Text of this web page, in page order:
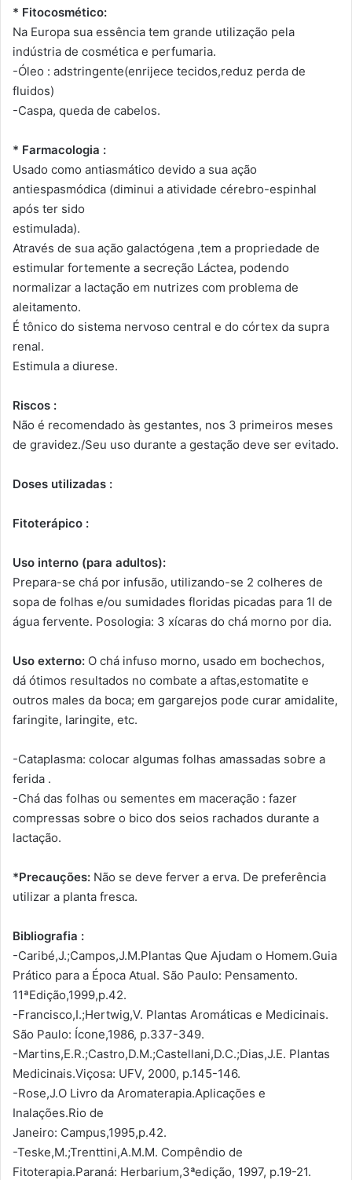
* Fitocosmético:
Na Europa sua essência tem grande utilização pela
indústria de cosmética e perfumaria.
-Óleo : adstringente(enrijece tecidos,reduz perda de
fluidos)
-Caspa, queda de cabelos.
* Farmacologia :
Usado como antiasmático devido a sua ação
antiespasmódica (diminui a atividade cérebro-espinhal
após ter sido
estimulada).
Através de sua ação galactógena ,tem a propriedade de
estimular fortemente a secreção Láctea, podendo
normalizar a lactação em nutrizes com problema de
aleitamento.
É tônico do sistema nervoso central e do córtex da supra
renal.
Estimula a diurese.
Riscos :
Não é recomendado às gestantes, nos 3 primeiros meses
de gravidez./Seu uso durante a gestação deve ser evitado.
Doses utilizadas :
Fitoterápico :
Uso interno (para adultos):
Prepara-se chá por infusão, utilizando-se 2 colheres de
sopa de folhas e/ou sumidades floridas picadas para 1l de
água fervente. Posologia: 3 xícaras do chá morno por dia.
Uso externo: O chá infuso morno, usado em bochechos,
dá ótimos resultados no combate a aftas,estomatite e
outros males da boca; em gargarejos pode curar amidalite,
faringite, laringite, etc.
-Cataplasma: colocar algumas folhas amassadas sobre a
ferida .
-Chá das folhas ou sementes em maceração : fazer
compressas sobre o bico dos seios rachados durante a
lactação.
*Precauções: Não se deve ferver a erva. De preferência
utilizar a planta fresca.
Bibliografia :
-Caribé,J.;Campos,J.M.Plantas Que Ajudam o Homem.Guia
Prático para a Época Atual. São Paulo: Pensamento.
11ªEdição,1999,p.42.
-Francisco,I.;Hertwig,V. Plantas Aromáticas e Medicinais.
São Paulo: Ícone,1986, p.337-349.
-Martins,E.R.;Castro,D.M.;Castellani,D.C.;Dias,J.E. Plantas
Medicinais.Viçosa: UFV, 2000, p.145-146.
-Rose,J.O Livro da Aromaterapia.Aplicações e
Inalações.Rio de
Janeiro: Campus,1995,p.42.
-Teske,M.;Trenttini,A.M.M. Compêndio de
Fitoterapia.Paraná: Herbarium,3ªedição, 1997, p.19-21.